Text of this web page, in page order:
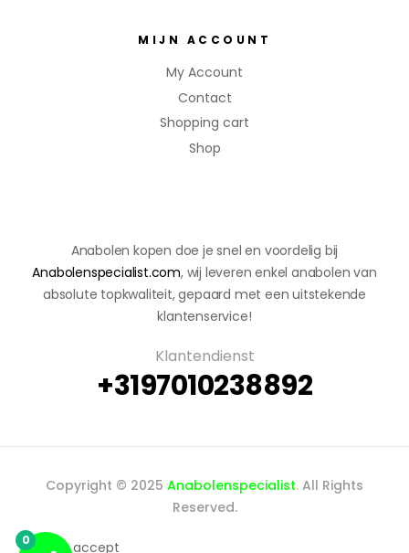
Anabolen kopen doe je snel en voordelig bij
Anabolenspecialist.com, wij leveren enkel anabolen van
absolute topkwaliteit, gepaard met een uitstekende
klantenservice!
Klantendienst
+3197010238892
MIJN ACCOUNT
My Account
Contact
Shopping cart
Shop
Copyright © 2025 Anabolenspecialist. All Rights
Reserved.
We accept
0